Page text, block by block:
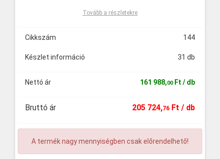
Tovább a részletekre
Cikkszám 144
Készlet információ 31 db
Nettó ár 161 988,00 Ft / db
Bruttó ár 205 724,76 Ft / db
A termék nagy mennyiségben csak előrendelhető!